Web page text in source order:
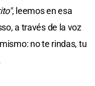
, leemos en esa
a través de la voz
no te rindas, tu